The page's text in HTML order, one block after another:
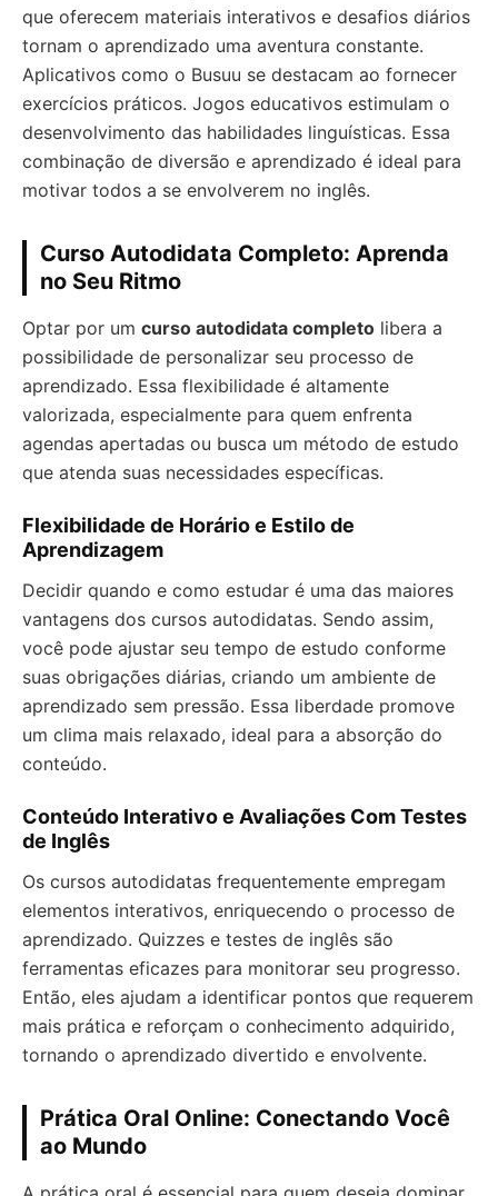
que oferecem materiais interativos e desafios diários
tornam o aprendizado uma aventura constante.
Aplicativos como o Busuu se destacam ao fornecer
exercícios práticos. Jogos educativos estimulam o
desenvolvimento das habilidades linguísticas. Essa
combinação de diversão e aprendizado é ideal para
motivar todos a se envolverem no inglês.
Curso Autodidata Completo: Aprenda
no Seu Ritmo
Optar por um curso autodidata completo libera a
possibilidade de personalizar seu processo de
aprendizado. Essa flexibilidade é altamente
valorizada, especialmente para quem enfrenta
agendas apertadas ou busca um método de estudo
que atenda suas necessidades específicas.
Flexibilidade de Horário e Estilo de
Aprendizagem
Decidir quando e como estudar é uma das maiores
vantagens dos cursos autodidatas. Sendo assim,
você pode ajustar seu tempo de estudo conforme
suas obrigações diárias, criando um ambiente de
aprendizado sem pressão. Essa liberdade promove
um clima mais relaxado, ideal para a absorção do
conteúdo.
Conteúdo Interativo e Avaliações Com Testes
de Inglês
Os cursos autodidatas frequentemente empregam
elementos interativos, enriquecendo o processo de
aprendizado. Quizzes e testes de inglês são
ferramentas eficazes para monitorar seu progresso.
Então, eles ajudam a identificar pontos que requerem
mais prática e reforçam o conhecimento adquirido,
tornando o aprendizado divertido e envolvente.
Prática Oral Online: Conectando Você
ao Mundo